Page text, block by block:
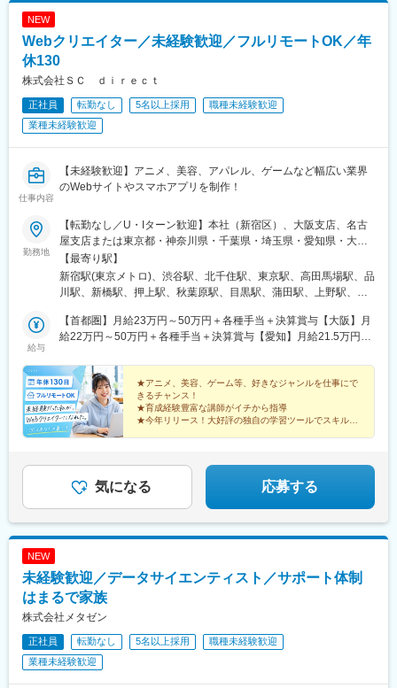
都心駅、岩槻駅、与野駅、上尾駅、桶川駅、蓮田駅、久喜駅、鴻
巣駅、行田市駅、加須駅、羽生駅、朝霞台駅、北朝霞駅、熊谷
駅、所沢駅、越谷レイクタウン駅、春日部駅、川越駅、本庄早稲
駅、千葉駅、舞浜駅、西船橋駅、海浜幕張駅、京成成田駅、柏
駅、松戸駅、東海神駅、佐倉駅、新鎌ケ谷駅、南流山駅、勝田台
駅、本八幡駅(総武線)、木更津駅、柏の葉キャンパス駅、蘇我駅、
駅、浦安駅(千葉県)、袖ケ浦駅、行徳駅、内幸町駅、大阪駅、新宿
駅、東池袋駅、二重橋前駅、西早稲田駅、北品川駅、とうきょう
代々木八幡駅、浜松町駅、井の頭公園駅、西日暮里駅、大崎広小
路駅、三田駅(東京都)、日暮里駅、下神明駅、高輪ゲートウェイ
駅、立川北駅、新桜台駅、住吉駅(東京都)、二子新地駅、麹町駅、
奥沢駅、清澄白河駅、西太子堂駅、後楽園駅、三越前駅、池ノ上
駅、新日本橋駅、新豊洲駅、越中島駅、明治神宮前駅、南新宿
駅、西新宿駅、大久保駅(東京都)、祖師ケ谷大蔵駅、乃木坂駅、赤
羽橋駅、溜池山王駅、霞ケ関駅(東京都)、水天宮前駅、東銀座駅、
新高島駅、新丸子駅、武蔵溝ノ口駅、京急川崎駅、石上駅、向ケ
丘遊園駅、海老名駅(相模線)、富士見町駅(神奈川県)、北与野駅、
ディズニーランド・ステーション駅、京成西船駅、成田駅、船橋
駅、北初富駅、東葉勝田台駅、本八幡駅(都営線)、新津田沼駅、仲
ノ町駅、葭川公園駅、市川駅、京成幕張駅、汐留駅、北新地駅、
新宿西口駅、都電雑司ケ谷駅、学習院下駅、岩本町駅、京急蒲田
駅、京成上野駅、御成門駅、銀座一丁目駅、高輪台駅、芝公園
川駅(東京都)、本郷三丁目駅、茅場町駅、新代田駅、北参道駅、西
新宿五丁目駅、西武新宿駅、六本木一丁目駅、赤坂見附駅、虎ノ
門ヒルズ駅、浜町駅、高島町駅、高津駅(神奈川県)、馬車道駅、栄
町駅(千葉県)、リゾートゲートウェイ・ステーション駅、京成船橋
駅、京成八幡駅、県庁前駅(千葉県)
NEW
Webクリエイター／未経験歓迎／フルリモートOK／年
休130
株式会社ＳＣ ｄｉｒｅｃｔ
正社員 転勤なし 5名以上採用
職種未経験歓迎
業種未経験歓迎
仕事内容
【未経験歓迎】アニメ、美容、アパレル、ゲームなど幅広い業界
のWebサイトやスマホアプリを制作！
勤務地
【転勤なし／U・Iターン歓迎】本社（新宿区）、大阪支店、名古
屋支店または東京都・神奈川県・千葉県・埼玉県・愛知県・大阪
府・福岡県をはじめ、全国のプロジェクト先※ご希望を考慮して配
属先を決定します。※転居を伴う転勤はありません。★実務経験の
ある方は、フルリモートワーク（完全在宅勤務）も選択可能で
3F・各線「新宿駅」より徒歩13分・京王線「初台駅」より徒歩5
分【大阪支店】大阪府大阪市北区梅田1丁目12番12号 東京建物梅
徒歩3分・各線「東梅田駅」より徒歩1分・各線「西梅田駅」より
徒歩3分【名古屋支店】愛知県名古屋市西区名駅二丁目27番8号 名
古屋プライムセントラルタワー3階・各線「名古屋駅」より徒歩8
分・各線「国際センター駅」より徒歩10分
【最寄り駅】
新宿駅(東京メトロ)、渋谷駅、北千住駅、東京駅、高田馬場駅、品
川駅、新橋駅、押上駅、秋葉原駅、目黒駅、蒲田駅、上野駅、
都)、大門駅(東京都)、有楽町駅、吉祥寺駅、西日暮里駅(舎人ライ
ナー)、五反田駅、三田駅(東京都)、中目黒駅、日暮里駅(舎人ライ
寺駅、立川駅、飯田橋駅、市ケ谷駅、錦糸町駅、二子玉川駅、四
ツ谷駅、小竹向原駅、自由が丘駅、新木場駅、森下駅(東京都)、九
段下駅、三軒茶屋駅、荻窪駅、春日駅(東京都)、日本橋駅(東京
都)、田町駅(東京都)、下北沢駅、神田駅(東京都)、横浜駅、武蔵小
杉駅、日吉駅(神奈川県)、溝の口駅、川崎駅、藤沢駅、長津田駅、
奈川県)、菊名駅、大船駅、橋本駅(神奈川県)、上大岡駅、中央林
間駅、あざみ野駅、桜木町駅、センター南駅、大宮駅(埼玉県)、熊
谷駅、浦和美園駅、東川口駅、所沢駅、籠原駅、南浦和駅、深谷
県)、与野駅、初石駅、京成千葉駅、舞浜駅、西船橋駅、京成成田
駅、海浜幕張駅、柏駅、松戸駅、船橋駅、佐倉駅、新鎌ケ谷駅、
我孫子駅、京成津田沼駅、本八幡駅(総武線)、八千代中央駅、蘇我
駅、新津田沼駅、津田沼駅、市川真間駅、南船橋駅、初台駅、新
宿駅、二重橋前駅、西早稲田駅、北品川駅、汐留駅、とうきょう
スカイツリー駅、末広町駅(東京都)、蓮沼駅、稲荷町駅(東京都)、
代々木八幡駅、浜松町駅、銀座駅、井の頭公園駅、西日暮里駅、
給与
【首都圏】月給23万円～50万円＋各種手当＋決算賞与【大阪】月
給22万円～50万円＋各種手当＋決算賞与【愛知】月給21.5万円～
＋各種手当＋決算賞与【北海道・その他】月給19.5万円～50万円
＋各種手当＋決算賞与【即戦力枠】月給35万円～50万円＋各種手
当＋決算賞与※経験・能力等を考慮の上、決定いたします。※試用
期間は6ヶ月です。条件の差異はありません。※残業代は別途支給
です。【年収例】◆450万円／24歳・入社2年（月給35万円＋各種
◆880万円／32歳・入社5年（月給62万円＋各種手当等）
★アニメ、美容、ゲーム等、好きなジャンルを仕事にで
きるチャンス！
★育成経験豊富な講師がイチから指導
★今年リリース！大好評の独自の学習ツールでスキル
★副業OK！服装・ネイル自由！
気になる 応募する
NEW
未経験歓迎／データサイエンティスト／サポート体制
はまるで家族
株式会社メタゼン
正社員 転勤なし 5名以上採用
職種未経験歓迎
業種未経験歓迎